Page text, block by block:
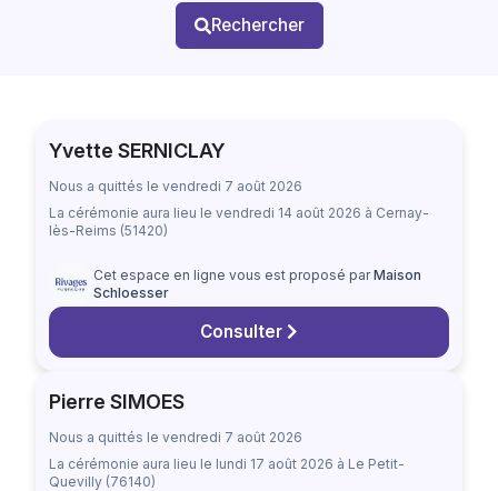
Rechercher
Yvette SERNICLAY
Nous a quittés le vendredi 7 août 2026
La cérémonie aura lieu le vendredi 14 août 2026 à Cernay-
lès-Reims (51420)
Cet espace en ligne vous est proposé parMaison
Schloesser
Consulter
Pierre SIMOES
Nous a quittés le vendredi 7 août 2026
La cérémonie aura lieu le lundi 17 août 2026 à Le Petit-
Quevilly (76140)